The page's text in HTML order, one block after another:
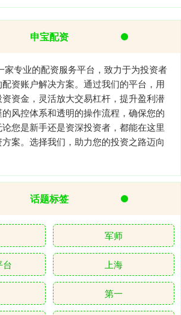
申宝配资
家专业的配资服务平台，致力于为投资者
资账户解决方案。通过我们的平台，用
资金，灵活放大交易杠杆，提升盈利潜
风控体系和透明的操作流程，确保您的
您是新手还是资深投资者，都能在这里
案。选择我们，助力您的投资之路迈向
话题标签
军师
台 上海
第一